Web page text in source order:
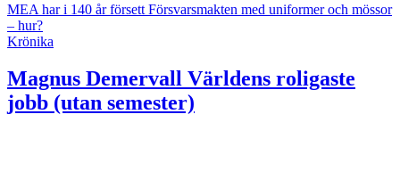
MEA har i 140 år försett Försvarsmakten med uniformer och mössor
– hur?
Krönika
Magnus Demervall Världens roligaste
jobb (utan semester)